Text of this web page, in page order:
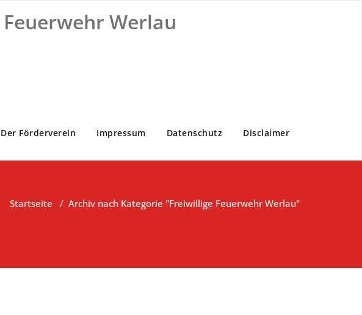
Werlau
Der Förderverein Impressum Datenschutz Disclaimer
Startseite / Archiv nach Kategorie "Freiwillige Feuerwehr Werlau"